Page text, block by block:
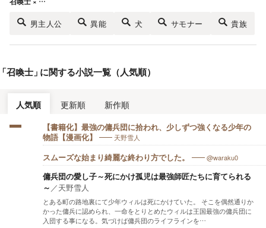
男主人公 異能 犬 サモナー 貴族
召喚士 」に関する小説一覧（人気順）
人気順 更新順 新作順
【書籍化】最強の傭兵団に拾われ、少しずつ強くなる少年の
物語【漫画化】
天野雪人
スムーズな始まり綺麗な終わり方でした。 @waraku0
傭兵団の愛し子～死にかけ孤児は最強師匠たちに育てられる
～ ／天野雪人
とある町の路地裏にて少年ウィルは死にかけていた。 そこを偶然通りか
かった傭兵に認められ、一命をとりとめたウィルは王国最強の傭兵団に
入団する事になる。気づけば傭兵団のライフラインを…